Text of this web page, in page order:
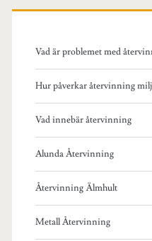
Vad är problemet med
Hur påverkar återvinning
Vad innebär återvinning
Alunda Återvinning
Återvinning Älmhult
Metall Återvinning